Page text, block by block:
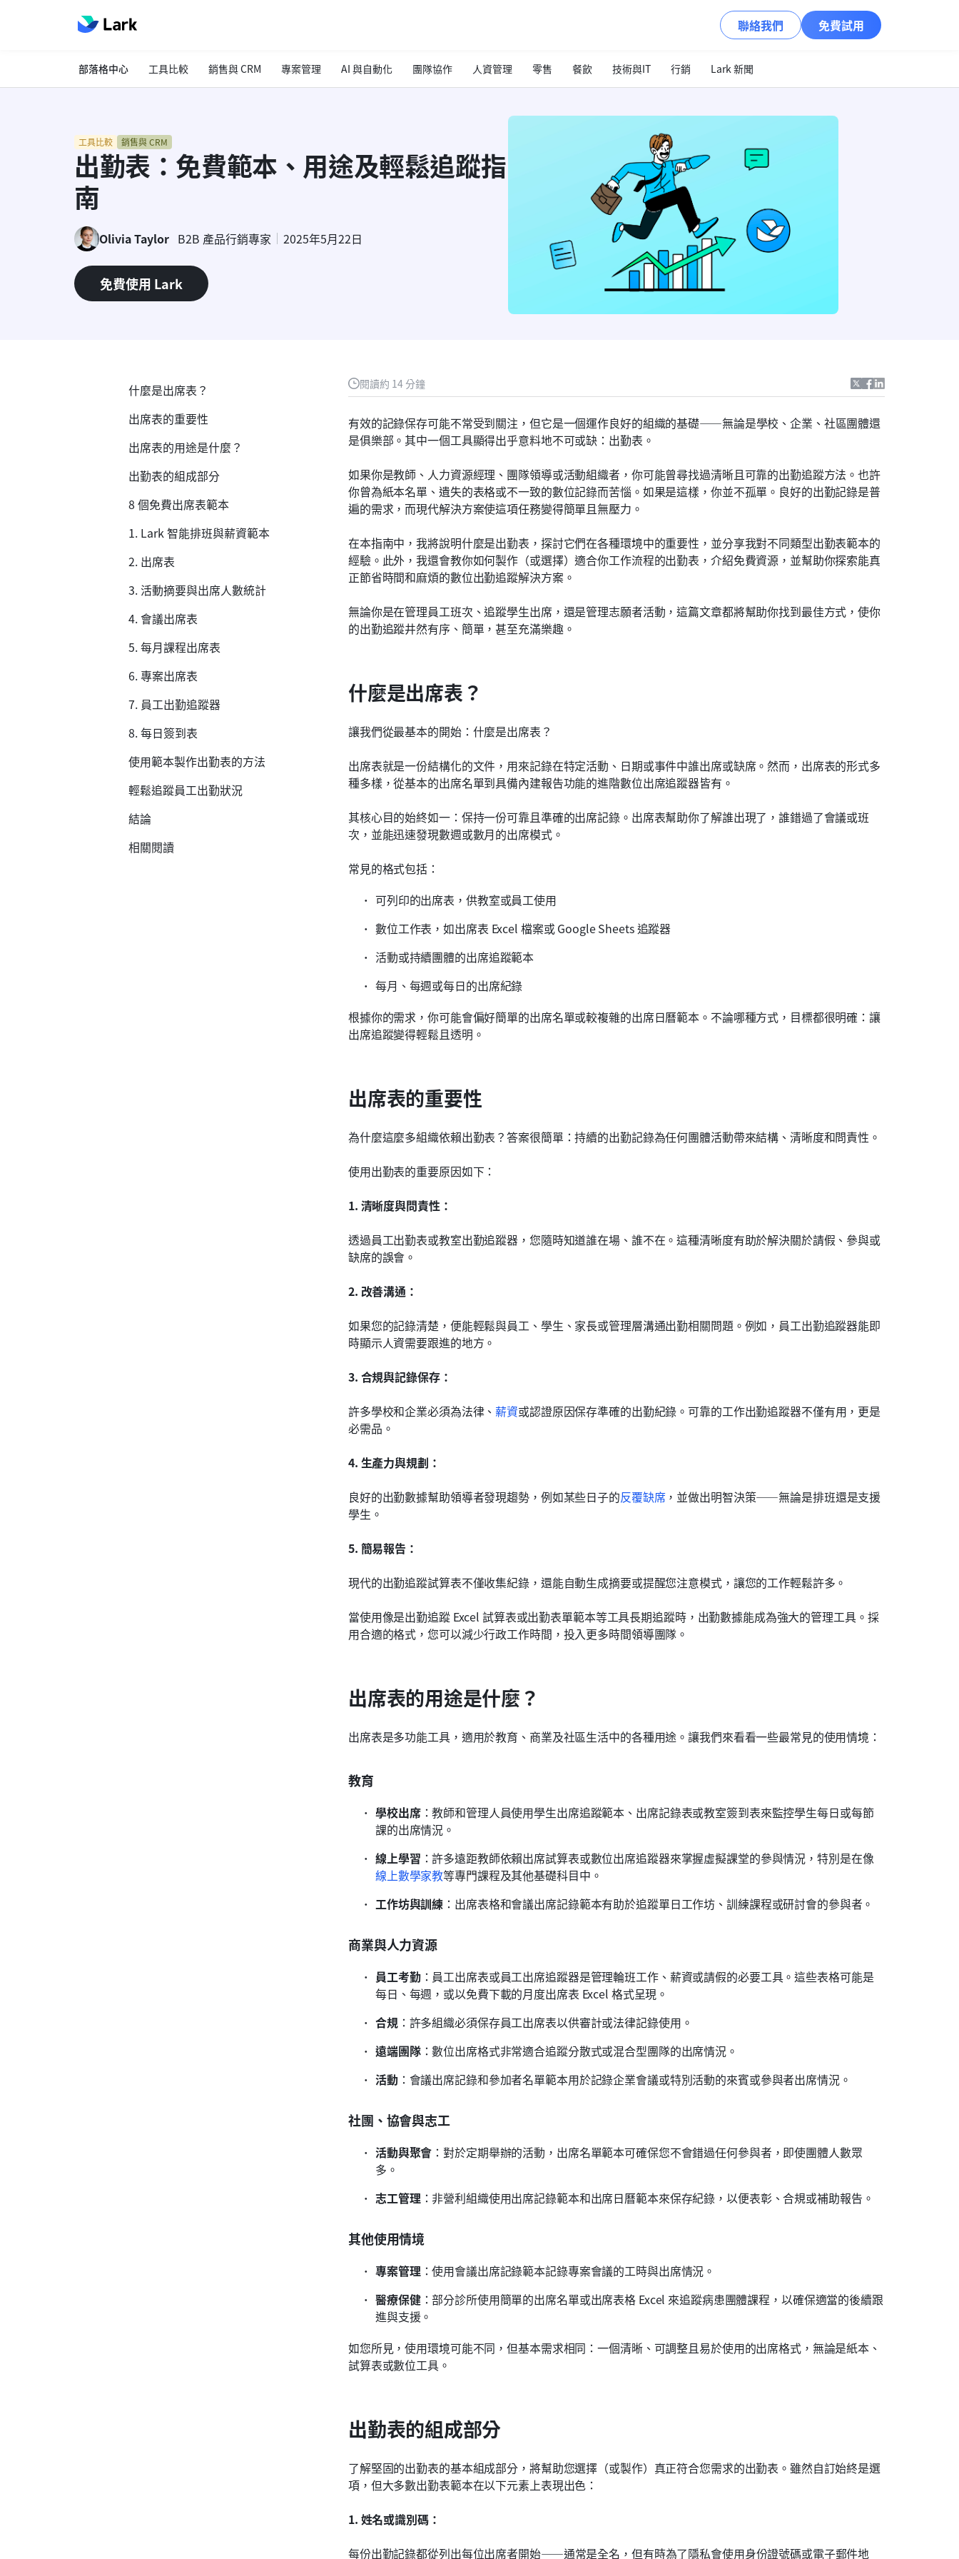
聯絡我們 免費試用
部落格中心 工具比較 銷售與 CRM 專案管理 AI 與自動化 團隊協作 人資管理 零售 餐飲 技術與IT 行銷 Lark 新聞
工具比較 銷售與 CRM
出勤表：免費範本、用途及輕鬆追蹤指
南
Olivia Taylor B2B 產品行銷專家 2025年5月22日
免費使用 Lark
閱讀約 14 分鐘
有效的記錄保存可能不常受到關注，但它是一個運作良好的組織的基礎——無論是學校、企業、社區團體還
是俱樂部。其中一個工具顯得出乎意料地不可或缺：出勤表。
如果你是教師、人力資源經理、團隊領導或活動組織者，你可能曾尋找過清晰且可靠的出勤追蹤方法。也許
你曾為紙本名單、遺失的表格或不一致的數位記錄而苦惱。如果是這樣，你並不孤單。良好的出勤記錄是普
遍的需求，而現代解決方案使這項任務變得簡單且無壓力。
在本指南中，我將說明什麼是出勤表，探討它們在各種環境中的重要性，並分享我對不同類型出勤表範本的
經驗。此外，我還會教你如何製作（或選擇）適合你工作流程的出勤表，介紹免費資源，並幫助你探索能真
正節省時間和麻煩的數位出勤追蹤解決方案。
無論你是在管理員工班次、追蹤學生出席，還是管理志願者活動，這篇文章都將幫助你找到最佳方式，使你
的出勤追蹤井然有序、簡單，甚至充滿樂趣。
什麼是出席表？
讓我們從最基本的開始：什麼是出席表？
出席表就是一份結構化的文件，用來記錄在特定活動、日期或事件中誰出席或缺席。然而，出席表的形式多
種多樣，從基本的出席名單到具備內建報告功能的進階數位出席追蹤器皆有。
其核心目的始終如一：保持一份可靠且準確的出席記錄。出席表幫助你了解誰出現了，誰錯過了會議或班
次，並能迅速發現數週或數月的出席模式。
常見的格式包括：
可列印的出席表，供教室或員工使用
數位工作表，如出席表 Excel 檔案或 Google Sheets 追蹤器
活動或持續團體的出席追蹤範本
每月、每週或每日的出席紀錄
根據你的需求，你可能會偏好簡單的出席名單或較複雜的出席日曆範本。不論哪種方式，目標都很明確：讓
出席追蹤變得輕鬆且透明。
出席表的重要性
為什麼這麼多組織依賴出勤表？答案很簡單：持續的出勤記錄為任何團體活動帶來結構、清晰度和問責性。
使用出勤表的重要原因如下：
1. 清晰度與問責性：
透過員工出勤表或教室出勤追蹤器，您隨時知道誰在場、誰不在。這種清晰度有助於解決關於請假、參與或
缺席的誤會。
2. 改善溝通：
如果您的記錄清楚，便能輕鬆與員工、學生、家長或管理層溝通出勤相關問題。例如，員工出勤追蹤器能即
時顯示人資需要跟進的地方。
3. 合規與記錄保存：
許多學校和企業必須為法律、薪資或認證原因保存準確的出勤紀錄。可靠的工作出勤追蹤器不僅有用，更是
必需品。
4. 生產力與規劃：
良好的出勤數據幫助領導者發現趨勢，例如某些日子的反覆缺席，並做出明智決策——無論是排班還是支援
學生。
5. 簡易報告：
現代的出勤追蹤試算表不僅收集紀錄，還能自動生成摘要或提醒您注意模式，讓您的工作輕鬆許多。
當使用像是出勤追蹤 Excel 試算表或出勤表單範本等工具長期追蹤時，出勤數據能成為強大的管理工具。採
用合適的格式，您可以減少行政工作時間，投入更多時間領導團隊。
出席表的用途是什麼？
出席表是多功能工具，適用於教育、商業及社區生活中的各種用途。讓我們來看看一些最常見的使用情境：
教育
學校出席：教師和管理人員使用學生出席追蹤範本、出席記錄表或教室簽到表來監控學生每日或每節
課的出席情況。
線上學習 ：許多遠距教師依賴出席試算表或數位出席追蹤器來掌握虛擬課堂的參與情況，特別是在像
線上數學家教等專門課程及其他基礎科目中。
工作坊與訓練 ：出席表格和會議出席記錄範本有助於追蹤單日工作坊、訓練課程或研討會的參與者。
商業與人力資源
員工考勤：員工出席表或員工出席追蹤器是管理輪班工作、薪資或請假的必要工具。這些表格可能是
每日、每週，或以免費下載的月度出席表 Excel 格式呈現。
合規：許多組織必須保存員工出席表以供審計或法律記錄使用。
遠端團隊：數位出席格式非常適合追蹤分散式或混合型團隊的出席情況。
活動：會議出席記錄和參加者名單範本用於記錄企業會議或特別活動的來賓或參與者出席情況。
社團、協會與志工
活動與聚會 ：對於定期舉辦的活動，出席名單範本可確保您不會錯過任何參與者，即使團體人數眾
多。
志工管理：非營利組織使用出席記錄範本和出席日曆範本來保存紀錄，以便表彰、合規或補助報告。
其他使用情境
專案管理：使用會議出席記錄範本記錄專案會議的工時與出席情況。
醫療保健：部分診所使用簡單的出席名單或出席表格 Excel 來追蹤病患團體課程，以確保適當的後續跟
進與支援。
如您所見，使用環境可能不同，但基本需求相同：一個清晰、可調整且易於使用的出席格式，無論是紙本、
試算表或數位工具。
出勤表的組成部分
了解堅固的出勤表的基本組成部分，將幫助您選擇（或製作）真正符合您需求的出勤表。雖然自訂始終是選
項，但大多數出勤表範本在以下元素上表現出色：
1. 姓名或識別碼：
每份出勤記錄都從列出每位出席者開始——通常是全名，但有時為了隱私會使用身份證號碼或電子郵件地
什麼是出席表？
出席表的重要性
出席表的用途是什麼？
出勤表的組成部分
8 個免費出席表範本
1. Lark 智能排班與薪資範本
2. 出席表
3. 活動摘要與出席人數統計
4. 會議出席表
5. 每月課程出席表
6. 專案出席表
7. 員工出勤追蹤器
8. 每日簽到表
使用範本製作出勤表的方法
輕鬆追蹤員工出勤狀況
結論
相關閱讀